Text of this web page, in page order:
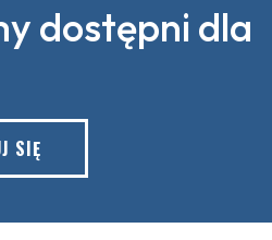
dostępni dla
SIĘ